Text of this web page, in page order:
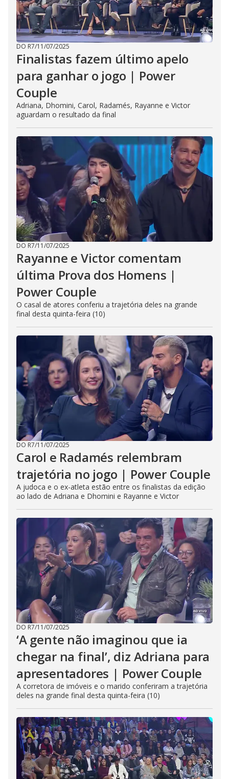
DO R7/11/07/2025
Finalistas fazem último apelo
para ganhar o jogo | Power
Couple
Adriana, Dhomini, Carol, Radamés, Rayanne e Victor
aguardam o resultado da final
DO R7/11/07/2025
Rayanne e Victor comentam
última Prova dos Homens |
Power Couple
O casal de atores conferiu a trajetória deles na grande
final desta quinta-feira (10)
DO R7/11/07/2025
Carol e Radamés relembram
trajetória no jogo | Power Couple
A judoca e o ex-atleta estão entre os finalistas da edição
ao lado de Adriana e Dhomini e Rayanne e Victor
DO R7/11/07/2025
‘A gente não imaginou que ia
chegar na final’, diz Adriana para
apresentadores | Power Couple
A corretora de imóveis e o marido conferiram a trajetória
deles na grande final desta quinta-feira (10)